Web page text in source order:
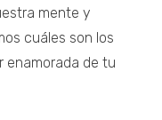
mente y
cuáles son los
enamorada de tu